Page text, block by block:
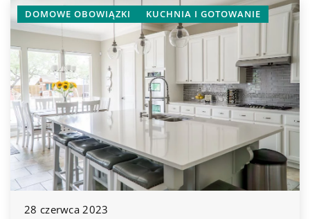
INNE
7 kwietnia 2025